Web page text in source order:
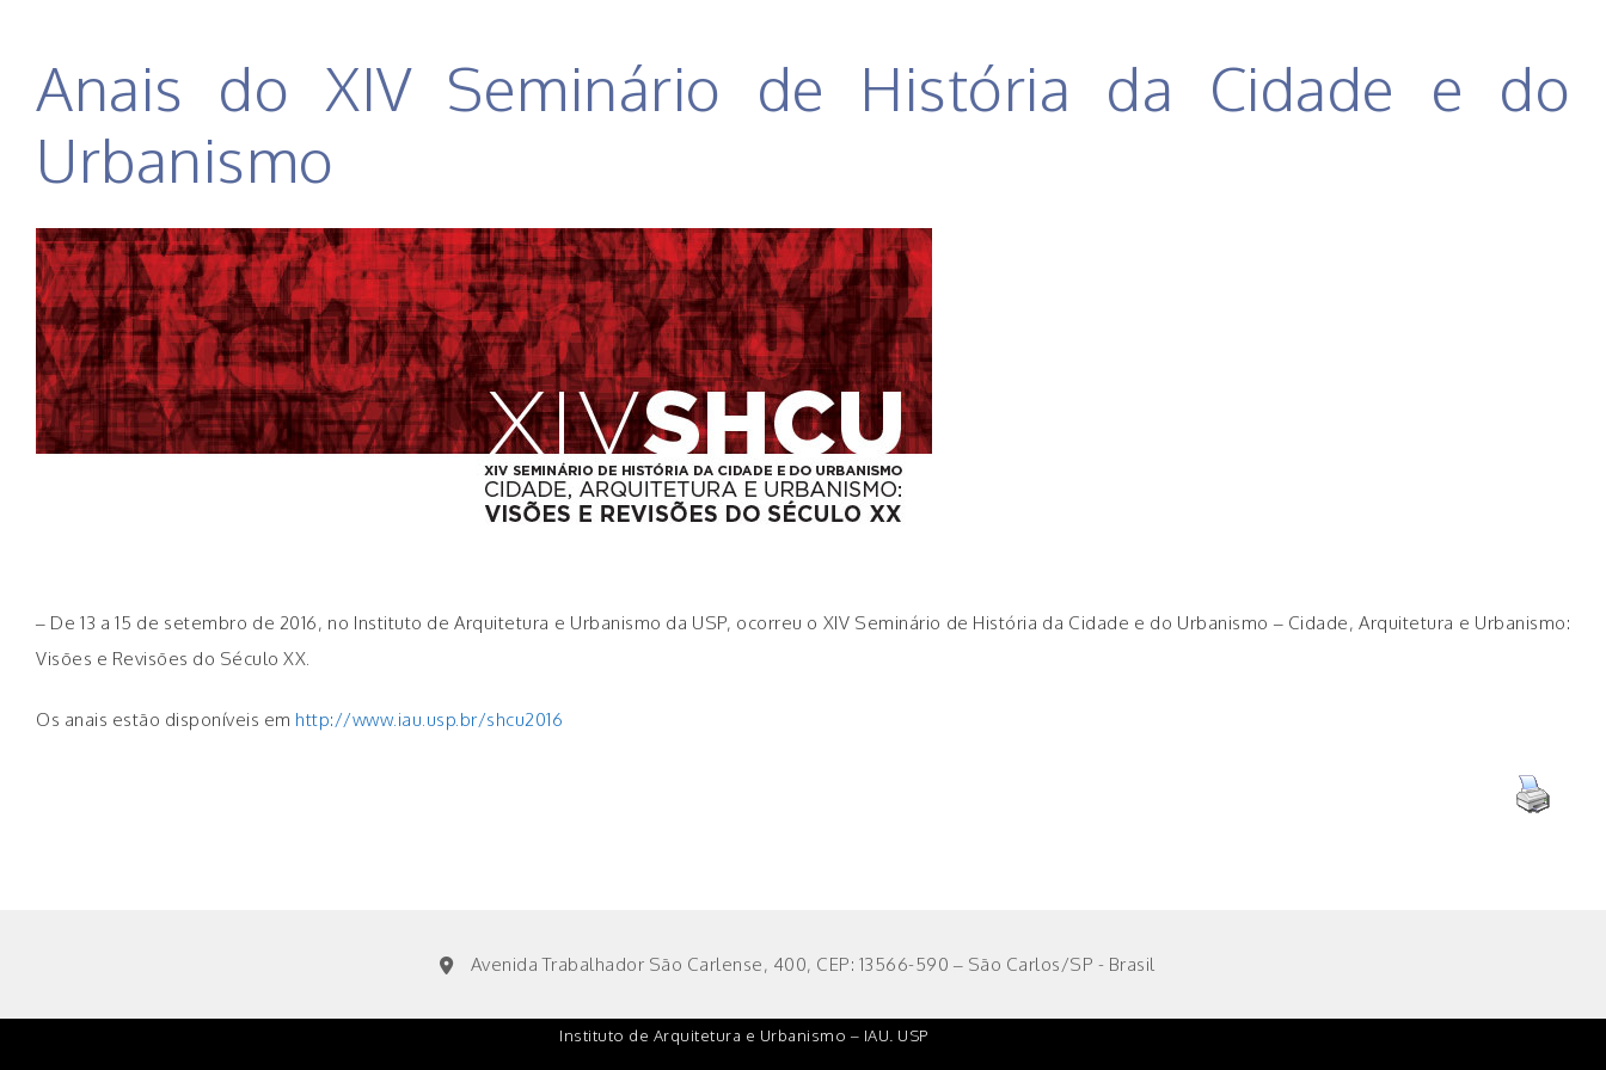
Anais do XIV Seminário de História da Cidade e do
Urbanismo
– De 13 a 15 de setembro de 2016, no Instituto de Arquitetura e Urbanismo da USP, ocorreu o XIV Seminário de História da Cidade e do Urbanismo – Cidade, Arquitetura e Urbanismo:
Visões e Revisões do Século XX.
Os anais estão disponíveis em http://www.iau.usp.br/shcu2016
Avenida Trabalhador São Carlense, 400, CEP: 13566-590 – São Carlos/SP - Brasil
Instituto de Arquitetura e Urbanismo – IAU. USP